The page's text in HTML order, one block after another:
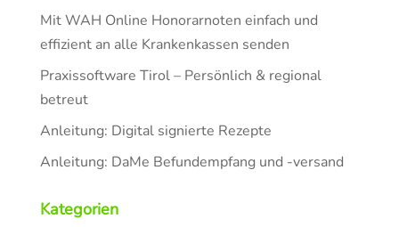
Mit WAH Online Honorarnoten einfach und
effizient an alle Krankenkassen senden
Praxissoftware Tirol – Persönlich & regional
betreut
Anleitung: Digital signierte Rezepte
Anleitung: DaMe Befundempfang und -versand
Kategorien